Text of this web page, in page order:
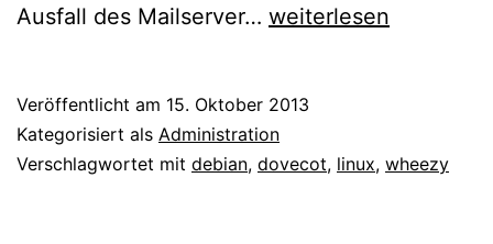
Ausfall des Mailserver… Debian
Probleme
mit
weiterlesen
Veröffentlicht am 15. Oktober 2013
Kategorisiert als Administration
Verschlagwortet mit debian, dovecot, linux, wheezy